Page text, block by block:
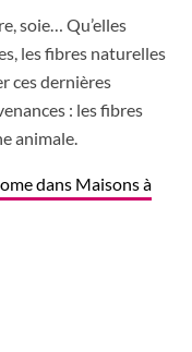
soie… Qu’elles
les fibres naturelles
ces dernières
: les fibres
animale.
dans Maisons à